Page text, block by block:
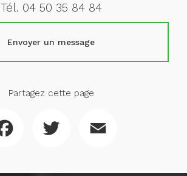
Tél. 04 50 35 84 84
Envoyer un message
Partagez cette page